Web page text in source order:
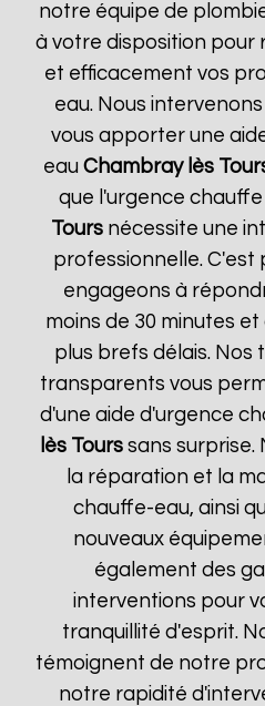
notre équipe de
à votre disposition pour
et efficacement vos
eau. Nous
vous apporter une
eauChambray lès
que l'urgence
Toursnécessite une
professionnelle. C'est
engageons à
moins de 30 minutes
plus brefs délais.
transparents vous
d'une aide d'urgence
lès Tourssans surprise.
la réparation et la
chauffe-eau, ainsi
nouveaux
également des
interventions pour
tranquillité d'esprit.
témoignent de notre
notre rapidité